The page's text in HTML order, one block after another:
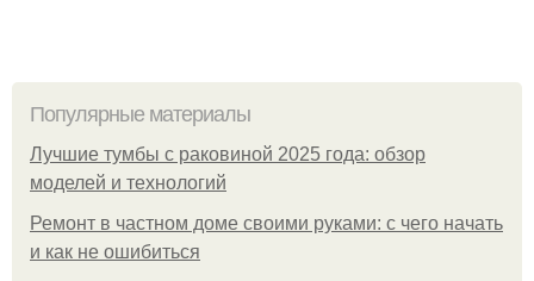
Популярные материалы
Лучшие тумбы с раковиной 2025 года: обзор
моделей и технологий
Ремонт в частном доме своими руками: с чего начать
и как не ошибиться